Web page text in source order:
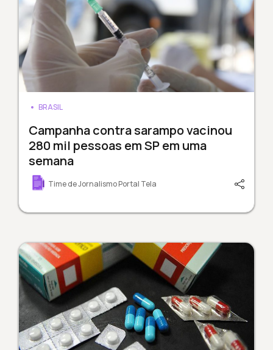
BRASIL
Campanha contra sarampo vacinou
280 mil pessoas em SP em uma
semana
Time de Jornalismo Portal Tela